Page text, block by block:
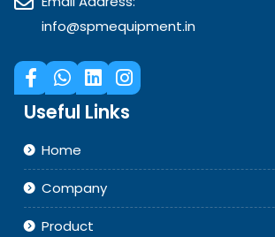
info@spmequipment.in
Useful Links
Home
Company
Product